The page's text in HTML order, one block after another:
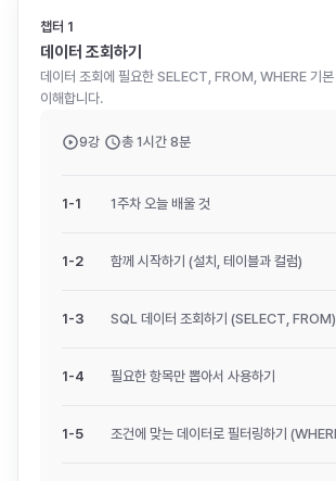
챕터 1
데이터 조회하기
데이터 조회에 필요한 SELECT, FROM, WHERE 기본
이해합니다.
9강 총 1시간 8분
1-1 1주차 오늘 배울 것
1-2 함께 시작하기 (설치, 테이블과 컬럼)
1-3 SQL 데이터 조회하기 (SELECT, FROM)
1-4 필요한 항목만 뽑아서 사용하기
1-5 조건에 맞는 데이터로 필터링하기